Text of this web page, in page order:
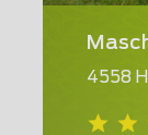
4558